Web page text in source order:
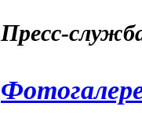
Пресс-